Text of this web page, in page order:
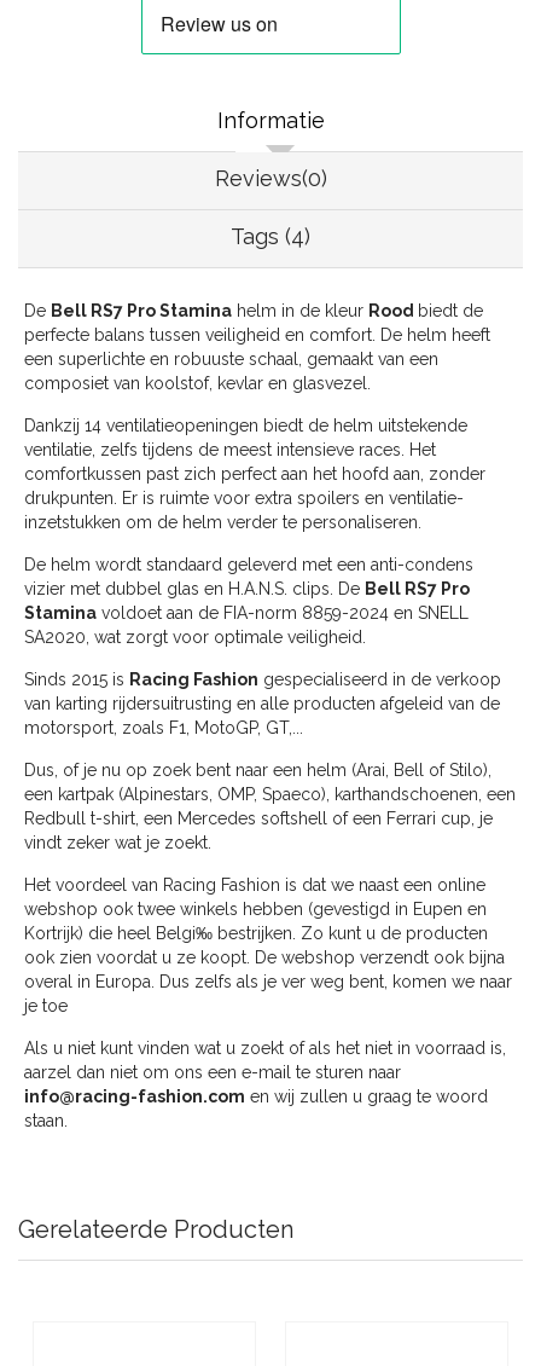
Informatie
Reviews(0)
Tags (4)
De Bell RS7 Pro Stamina helm in de kleur Rood biedt de
perfecte balans tussen veiligheid en comfort. De helm heeft
een superlichte en robuuste schaal, gemaakt van een
composiet van koolstof, kevlar en glasvezel.
Dankzij 14 ventilatieopeningen biedt de helm uitstekende
ventilatie, zelfs tijdens de meest intensieve races. Het
comfortkussen past zich perfect aan het hoofd aan, zonder
drukpunten. Er is ruimte voor extra spoilers en ventilatie-
inzetstukken om de helm verder te personaliseren.
De helm wordt standaard geleverd met een anti-condens
vizier met dubbel glas en H.A.N.S. clips. De Bell RS7 Pro
Stamina voldoet aan de FIA-norm 8859-2024 en SNELL
SA2020, wat zorgt voor optimale veiligheid.
Sinds 2015 is Racing Fashion gespecialiseerd in de verkoop
van karting rijdersuitrusting en alle producten afgeleid van de
motorsport, zoals F1, MotoGP, GT,...
Dus, of je nu op zoek bent naar een helm (Arai, Bell of Stilo),
een kartpak (Alpinestars, OMP, Spaeco), karthandschoenen, een
Redbull t-shirt, een Mercedes softshell of een Ferrari cup, je
vindt zeker wat je zoekt.
Het voordeel van Racing Fashion is dat we naast een online
webshop ook twee winkels hebben (gevestigd in Eupen en
Kortrijk) die heel Belgi‰ bestrijken. Zo kunt u de producten
ook zien voordat u ze koopt. De webshop verzendt ook bijna
overal in Europa. Dus zelfs als je ver weg bent, komen we naar
je toe
Als u niet kunt vinden wat u zoekt of als het niet in voorraad is,
aarzel dan niet om ons een e-mail te sturen naar
info@racing-fashion.com en wij zullen u graag te woord
staan.
Gerelateerde Producten